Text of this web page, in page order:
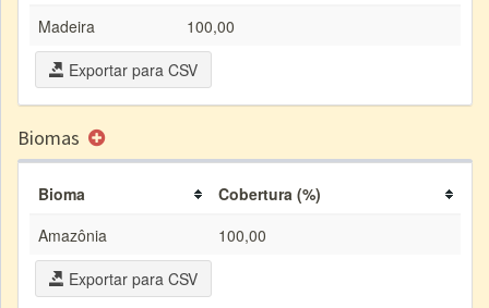
Madeira
100,00
Exportar para CSV
Biomas
Bioma
Cobertura (%)
Amazônia
100,00
Exportar para CSV